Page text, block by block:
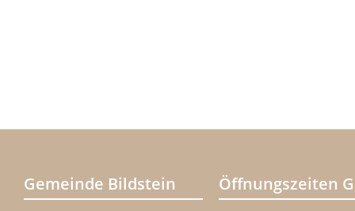
Gemeinde Bildstein Öffnungszeiten